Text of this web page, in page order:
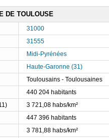
DE TOULOUSE
31000
31555
Midi-Pyrénées
Haute-Garonne (31)
Toulousains - Toulousaines
440 204 habitants
3 721,08 habs/km²
447 396 habitants
3 781,88 habs/km²